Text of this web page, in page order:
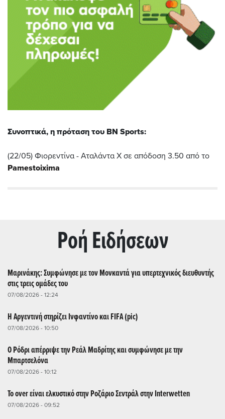
Συνοπτικά, η πρόταση του BN Sports:
(22/05) Φιορεντίνα - Αταλάντα Χ σε απόδοση 3.50 από το
Pamestoixima
Ρoή Ειδήσεων
Μαρινάκης: Συμφώνησε με τον Μονκαντά για υπερτεχνικός διευθυντής
στις τρεις ομάδες του
07/08/2026 - 12:24
Η Αργεντινή στηρίζει Ινφαντίνο και FIFA (pic)
07/08/2026 - 10:50
Ο Ρόδρι απέρριψε την Ρεάλ Μαδρίτης και συμφώνησε με την
Μπαρτσελόνα
07/08/2026 - 10:12
Το over είναι ελκυστικό στην Ροζάριο Σεντράλ στην Interwetten
07/08/2026 - 09:52